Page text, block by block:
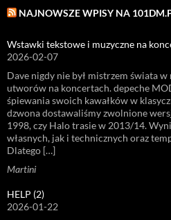
NAJNOWSZE WPISY NA
Wstawki tekstowe i muzyczne na
2026-02-07
Dave nigdy nie był mistrzem świata
utworów na koncertach. depeche
śpiewania swoich kawałków w
dzwona dostawaliśmy zwolnione
1998, czy Halo trasie w 2013/14.
własnych, jak i technicznych oraz
Dlatego […]
Martini
HELP (2)
2026-01-22